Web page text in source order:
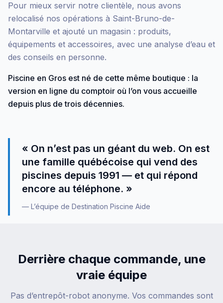
Pour mieux servir notre clientèle, nous avons
relocalisé nos opérations à Saint-Bruno-de-
Montarville et ajouté un magasin : produits,
équipements et accessoires, avec une analyse d’eau et
des conseils en personne.
Piscine en Gros est né de cette même boutique : la
version en ligne du comptoir où l’on vous accueille
depuis plus de trois décennies.
« On n’est pas un géant du web. On est
une famille québécoise qui vend des
piscines depuis 1991 — et qui répond
encore au téléphone. »
— L’équipe de Destination Piscine Aide
Derrière chaque commande, une
vraie équipe
Pas d’entrepôt-robot anonyme. Vos commandes sont